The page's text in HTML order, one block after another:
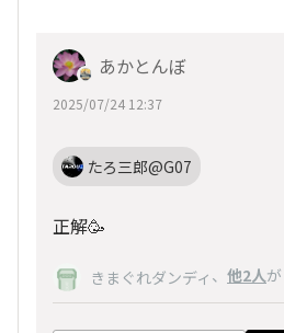
あかとんぼ
2025/07/24 12:37
たろ三郎@G07
正解🥳
きまぐれダンディ 、 他2人